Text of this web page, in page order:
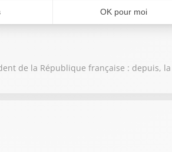
de la République française : depuis,